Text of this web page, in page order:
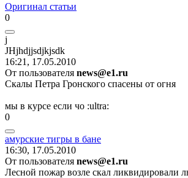
Оригинал статьи
0
j
JHjhdjjsdjkjsdk
16:21, 17.05.2010
От пользователя news@e1.ru
Скалы Петра Гронского спасены от огня
мы в курсе если чо :ultra:
0
амурские тигры в бане
16:30, 17.05.2010
От пользователя news@e1.ru
Лесной пожар возле скал ликвидировали